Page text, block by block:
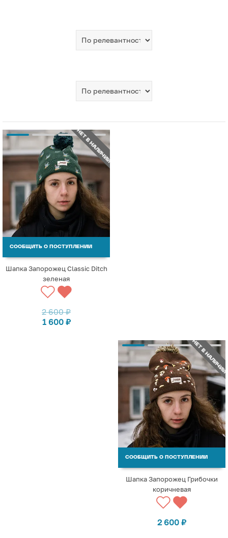
НЕТ В НАЛИЧИИ
СООБЩИТЬ О ПОСТУПЛЕНИИ
Шапка Запорожец Classic Ditch
зеленая
2 600₽
1 600 ₽
НЕТ В НАЛИЧИИ
СООБЩИТЬ О ПОСТУПЛЕНИИ
Шапка Запорожец Грибочки
коричневая
2 600 ₽